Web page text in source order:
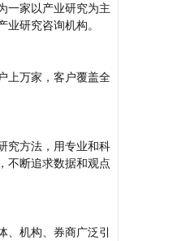
一家以产业研究为主
研究咨询机构。
上万家，客户覆盖全
究方法，用专业和科
不断追求数据和观点
、机构、券商广泛引